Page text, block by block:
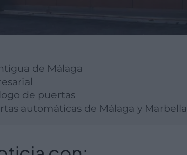
de Málaga
de puertas
automáticas de Málaga y Marbella